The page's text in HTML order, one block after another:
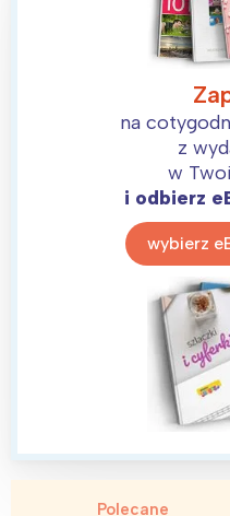
na
z
w
i odbierz
wybierz
Polecane